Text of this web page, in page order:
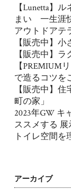
【Lunetta】
まい 一生涯
アウトドアテ
【販売中】
【販売中】
【PREMIUM
で造るコツを
【販売中】
町の家」
2023年GW キ
ススメする
トイレ空間を
アーカイブ